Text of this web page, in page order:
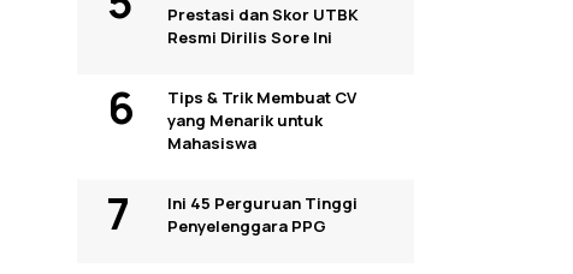
Prestasi dan Skor UTBK
Resmi Dirilis Sore Ini
Tips & Trik Membuat CV
yang Menarik untuk
Mahasiswa
Ini 45 Perguruan Tinggi
Penyelenggara PPG